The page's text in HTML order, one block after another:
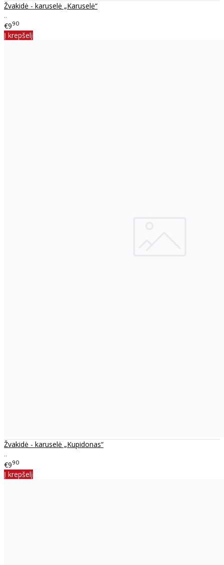
Žvakidė - karuselė „Karuselė“
..
€990
Į krepšelį
Žvakidė - karuselė „Kupidonas“
..
€990
Į krepšelį